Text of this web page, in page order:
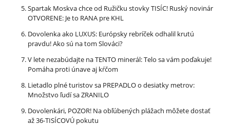
Spartak Moskva chce od Ružičku stovky TISÍC! Ruský novinár
OTVORENE: Je to RANA pre KHL
Dovolenka ako LUXUS: Európsky rebríček odhalil krutú
pravdu! Ako sú na tom Slováci?
V lete nezabúdajte na TENTO minerál: Telo sa vám poďakuje!
Pomáha proti únave aj kŕčom
Lietadlo plné turistov sa PREPADLO o desiatky metrov:
Množstvo ľudí sa ZRANILO
Dovolenkári, POZOR! Na obľúbených plážach môžete dostať
až 36-TISÍCOVÚ pokutu